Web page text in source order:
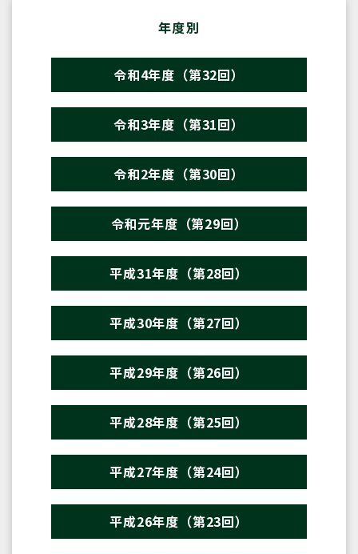
年度別
令和4年度（第32回）
令和3年度（第31回）
令和2年度（第30回）
令和元年度（第29回）
平成31年度（第28回）
平成30年度（第27回）
平成29年度（第26回）
平成28年度（第25回）
平成27年度（第24回）
平成26年度（第23回）